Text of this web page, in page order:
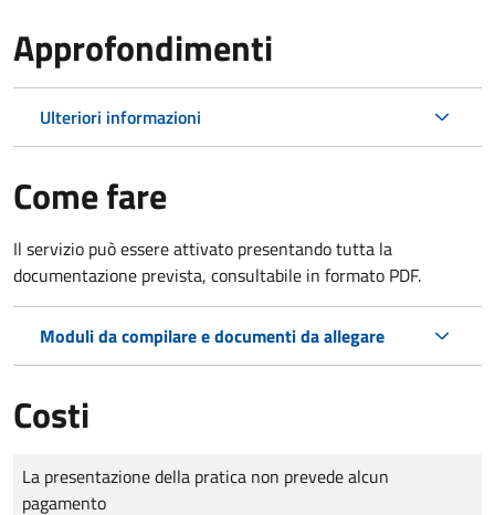
Approfondimenti
Ulteriori informazioni
Come fare
Il servizio può essere attivato presentando tutta la
documentazione prevista, consultabile in formato PDF.
Moduli da compilare e documenti da allegare
Costi
Tipo di pagamento
Importo
La presentazione della pratica non prevede alcun
pagamento